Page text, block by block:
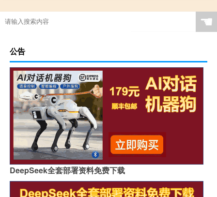
☚
公告
DeepSeek全套部署资料免费下载